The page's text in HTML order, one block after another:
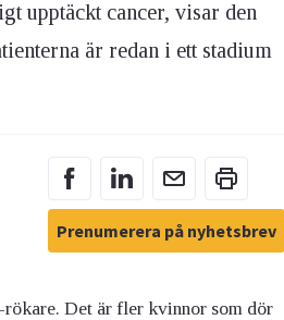
upptäckt cancer, visar den
är redan i ett stadium
Prenumerera på nyhetsbrev
rökare. Det är fler kvinnor som dör